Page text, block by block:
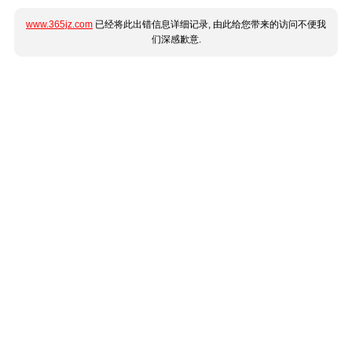
www.365jz.com 已经将此出错信息详细记录, 由此给您带来的访问不便我
们深感歉意.